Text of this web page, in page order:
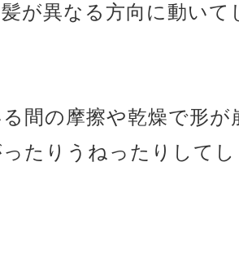
が異なる方向に動いて
間の摩擦や乾燥で形が
たりうねったりして